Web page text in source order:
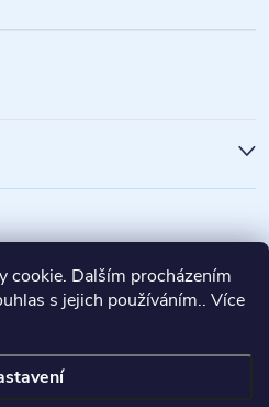
cookie. Dalším procházením
s jejich používáním.. Více